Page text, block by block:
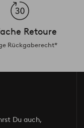
Retoure
Rückgaberecht*
Du auch,